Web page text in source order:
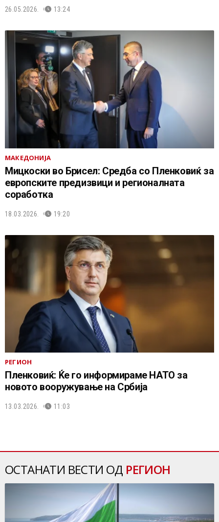
26.05.2026. 13:24
МАКЕДОНИЈА
Мицкоски во Брисел: Средба со Пленковиќ за
европските предизвици и регионалната
соработка
18.03.2026. 19:20
РЕГИОН
Пленковиќ: Ќе го информираме НАТО за
новото вооружување на Србија
13.03.2026. 11:03
ОСТАНАТИ ВЕСТИ ОД РЕГИОН